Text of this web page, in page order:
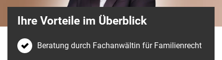
Ihre Vorteile im Überblick
Beratung durch Fachanwältin für Familienrecht